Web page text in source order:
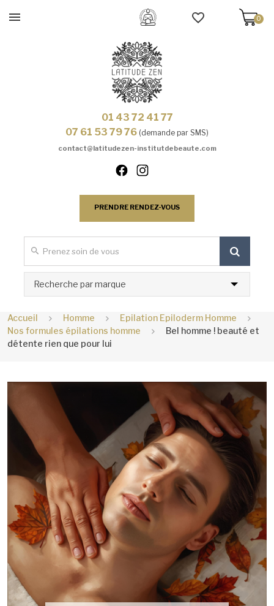
0
01 43 72 41 77
07 61 53 79 76 (demande par SMS)
contact@latitudezen-institutdebeaute.com
PRENDRE RENDEZ-VOUS
Recherche par marque
Accueil Homme
Epilation Epiloderm Homme
Nos formules épilations homme
Bel homme ! beauté et
détente rien que pour lui